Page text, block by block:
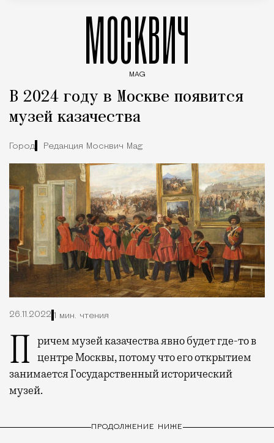
МОСКВИЧ
MAG
В 2024 году в Москве появится
музей казачества
Город Редакция Москвич Mag
26.11.2022 1 мин. чтения
Причем музей казачества явно будет где-то в центре Москвы, потому что его открытием
занимается Государственный исторический
музей.
ПРОДОЛЖЕНИЕ НИЖЕ